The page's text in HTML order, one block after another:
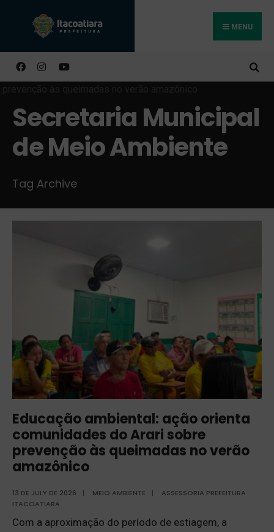
MENU
Secretaria Municipal
de Meio Ambiente
Tag Archive
Educação ambiental: ação orienta
comunidades do Arari sobre
prevenção às queimadas no verão
amazônico
13 DE JULY DE 2026 | MEIO AMBIENTE |
ASSESSORIA PREFEITURA
ITACOATIARA
Com a aproximação do período de estiagem, a
Buscar